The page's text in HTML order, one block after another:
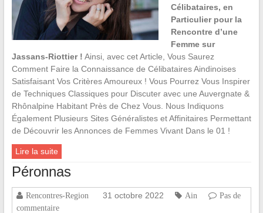
Célibataires, en
Particulier pour la
Rencontre d’une
Femme sur
Jassans-Riottier ! Ainsi, avec cet Article, Vous Saurez
Comment Faire la Connaissance de Célibataires Aindinoises
Satisfaisant Vos Critères Amoureux ! Vous Pourrez Vous Inspirer
de Techniques Classiques pour Discuter avec une Auvergnate &
Rhônalpine Habitant Près de Chez Vous. Nous Indiquons
Également Plusieurs Sites Généralistes et Affinitaires Permettant
de Découvrir les Annonces de Femmes Vivant Dans le 01 !
Lire la suite
Péronnas
Rencontres-Region 31 octobre 2022 Ain
Pas de
commentaire